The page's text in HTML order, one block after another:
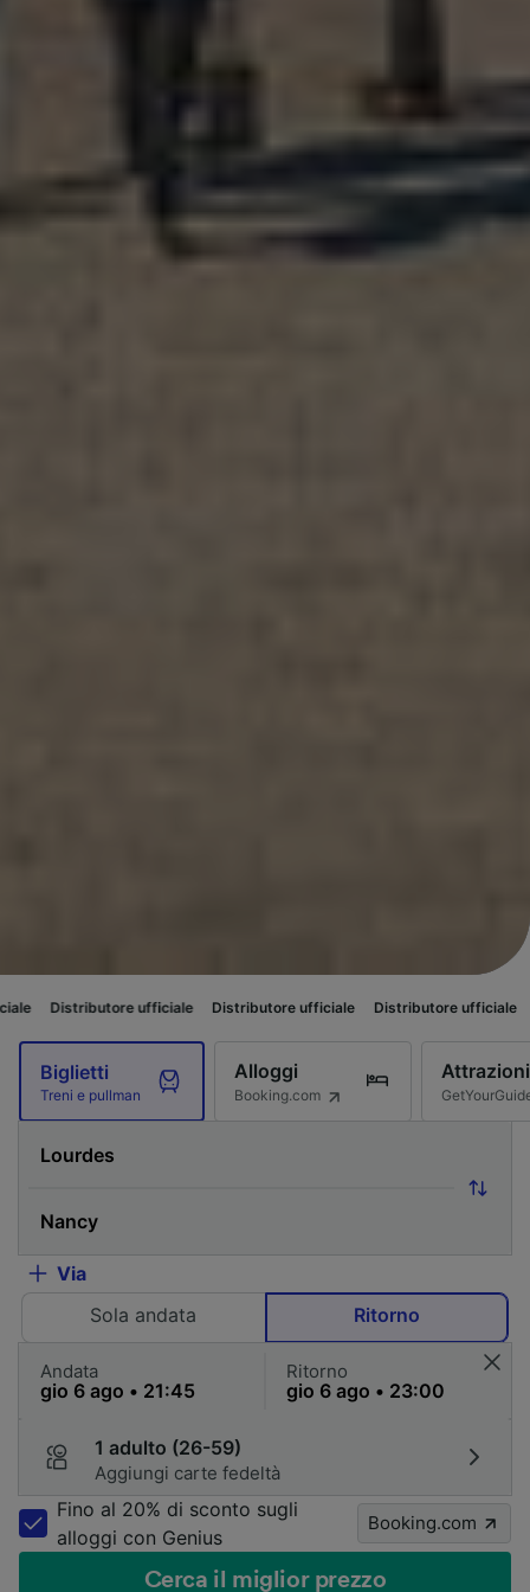
ufficiale Distributore ufficiale Distributore ufficiale Distributore
Biglietti
Treni e pullman
Alloggi
Booking.com
Attrazioni
Via
Sola andata
Ritorno
Andata Ritorno
1 adulto (26-59)
Aggiungi carte fedeltà
Fino al 20% di sconto sugli
alloggi con Genius
Booking.com
Cerca il miglior prezzo